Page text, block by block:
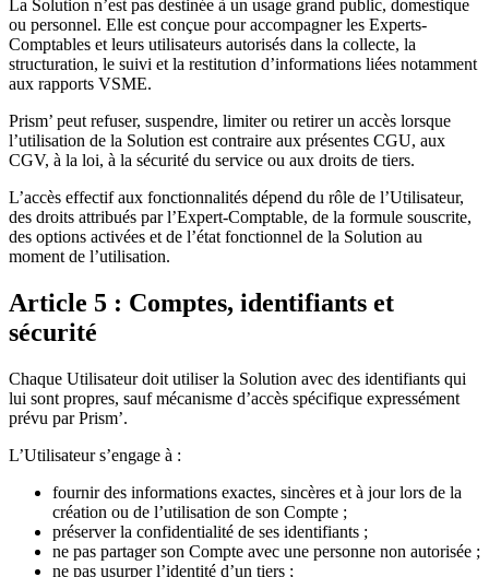
La Solution n’est pas destinée à un usage grand public, domestique
ou personnel. Elle est conçue pour accompagner les Experts-
Comptables et leurs utilisateurs autorisés dans la collecte, la
structuration, le suivi et la restitution d’informations liées notamment
aux rapports VSME.
Prism’ peut refuser, suspendre, limiter ou retirer un accès lorsque
l’utilisation de la Solution est contraire aux présentes CGU, aux
CGV, à la loi, à la sécurité du service ou aux droits de tiers.
L’accès effectif aux fonctionnalités dépend du rôle de l’Utilisateur,
des droits attribués par l’Expert-Comptable, de la formule souscrite,
des options activées et de l’état fonctionnel de la Solution au
moment de l’utilisation.
Article 5 : Comptes, identifiants et
sécurité
Chaque Utilisateur doit utiliser la Solution avec des identifiants qui
lui sont propres, sauf mécanisme d’accès spécifique expressément
prévu par Prism’.
L’Utilisateur s’engage à :
fournir des informations exactes, sincères et à jour lors de la
création ou de l’utilisation de son Compte ;
préserver la confidentialité de ses identifiants ;
ne pas partager son Compte avec une personne non autorisée ;
ne pas usurper l’identité d’un tiers ;